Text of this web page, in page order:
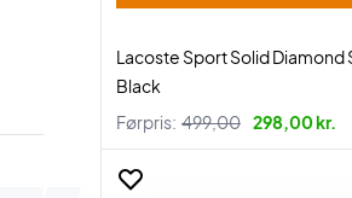
Lacoste Sport Solid Diamond
Black
Førpris: 499,00 298,00 kr.